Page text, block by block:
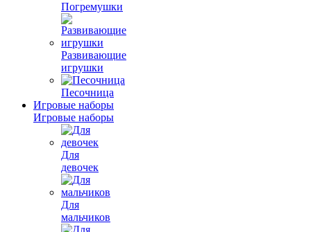
Погремушки
Развивающие
игрушки
Песочница
Игровые наборы
Игровые наборы
Для
девочек
Для
мальчиков